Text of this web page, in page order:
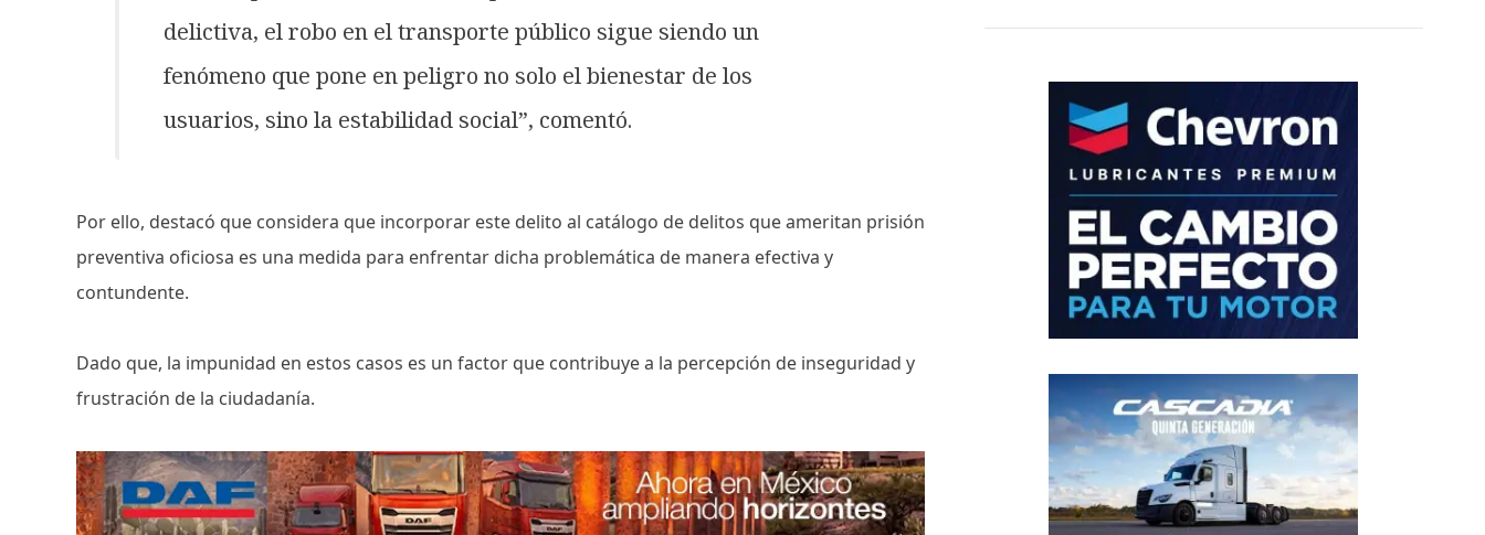
delictiva, el robo en el transporte público sigue siendo un
fenómeno que pone en peligro no solo el bienestar de los
usuarios, sino la estabilidad social”, comentó.
Por ello, destacó que considera que incorporar este delito al catálogo de delitos que ameritan prisión
preventiva oficiosa es una medida para enfrentar dicha problemática de manera efectiva y
contundente.
Dado que, la impunidad en estos casos es un factor que contribuye a la percepción de inseguridad y
frustración de la ciudadanía.